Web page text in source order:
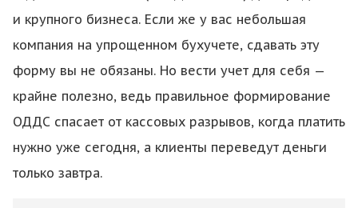
и крупного бизнеса. Если же у вас небольшая
компания на упрощенном бухучете, сдавать эту
форму вы не обязаны. Но вести учет для себя —
крайне полезно, ведь правильное формирование
ОДДС спасает от кассовых разрывов, когда платить
нужно уже сегодня, а клиенты переведут деньги
только завтра.